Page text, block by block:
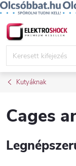
Ugrás
Kutyáknak
Cages